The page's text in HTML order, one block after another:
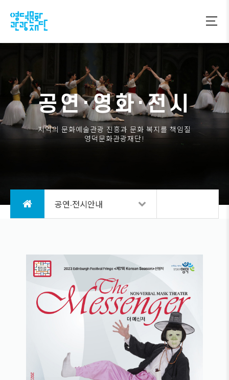
공연·영화·전시
지역의 문화예술관광 진흥과 문화 복지를 책임질
영덕문화관광재단!
공연·전시안내